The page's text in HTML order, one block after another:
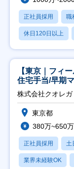
正社員採用 職
休日120日以上
【東京｜フィ
住宅手当/早期
株式会社クオレガ
東京都
380万~650万
正社員採用 土
業界未経験OK